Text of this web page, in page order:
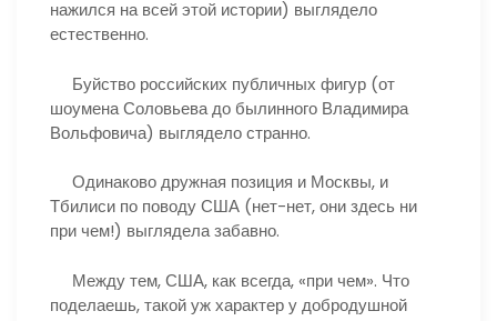
нажился на всей этой истории) выглядело
естественно.
Буйство российских публичных фигур (от
шоумена Соловьева до былинного Владимира
Вольфовича) выглядело странно.
Одинаково дружная позиция и Москвы, и
Тбилиси по поводу США (нет-нет, они здесь ни
при чем!) выглядела забавно.
Между тем, США, как всегда, «при чем». Что
поделаешь, такой уж характер у добродушной